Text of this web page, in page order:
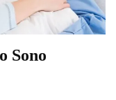
Sono